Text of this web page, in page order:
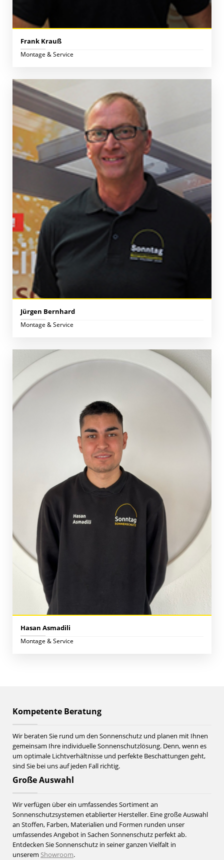
Frank Krauß
Montage & Service
Jürgen Bernhard
Montage & Service
Hasan Asmadili
Montage & Service
Kompetente Beratung
Wir beraten Sie rund um den Sonnenschutz und planen mit Ihnen
gemeinsam Ihre individuelle Sonnenschutzlösung. Denn, wenn es
um optimale Lichtverhältnisse und perfekte Beschattungen geht,
sind Sie bei uns auf jeden Fall richtig.
Große Auswahl
Wir verfügen über ein umfassendes Sortiment an
Sonnenschutzsystemen etablierter Hersteller. Eine große Auswahl
an Stoffen, Farben, Materialien und Formen runden unser
umfassendes Angebot in Sachen Sonnenschutz perfekt ab.
Entdecken Sie Sonnenschutz in seiner ganzen Vielfalt in
unserem Showroom.